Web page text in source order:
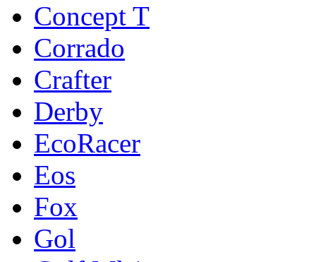
Concept T
Corrado
Crafter
Derby
EcoRacer
Eos
Fox
Gol